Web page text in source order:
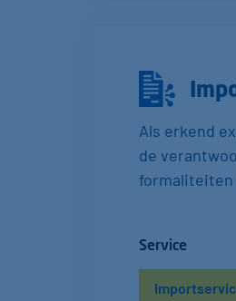
Als erkend
de
formaliteiten
Service